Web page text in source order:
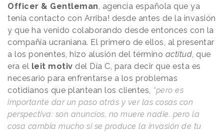
Officer & Gentleman, agencia española que ya
tenía contacto con Arriba! desde antes de la invasión
y que ha venido colaborando desde entonces con la
compañía ucraniana. El primero de ellos, al presentar
a los ponentes, hizo alusión del término actitud, que
era el leit motiv del Día C, para decir que esta es
necesario para enfrentarse a los problemas
cotidianos que plantean los clientes, “pero es
importante dar un paso atrás y ver las cosas con
perspectiva: son anuncios, no muere nadie. pero la
cosa cambia mucho si se produce la invasión de tu